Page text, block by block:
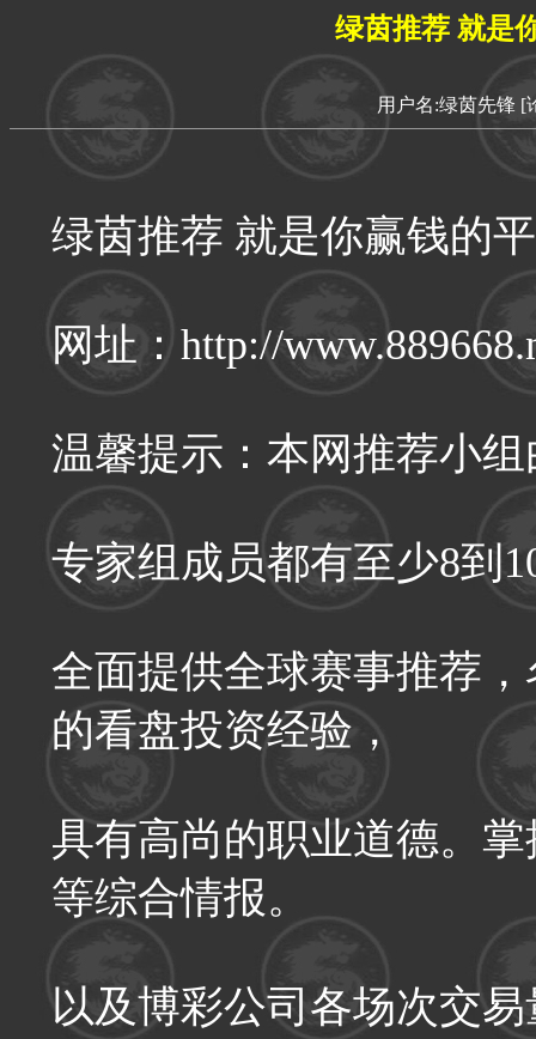
绿茵推荐 就是
用户名:绿茵先锋 [
绿茵推荐 就是你赢钱的
网址：http://
温馨提示：本网推荐小
专家组成员都有至少8到
全面提供全球赛事推荐
的看盘投资经验，
具有高尚的职业道德。
等综合情报。
以及博彩公司各场次交